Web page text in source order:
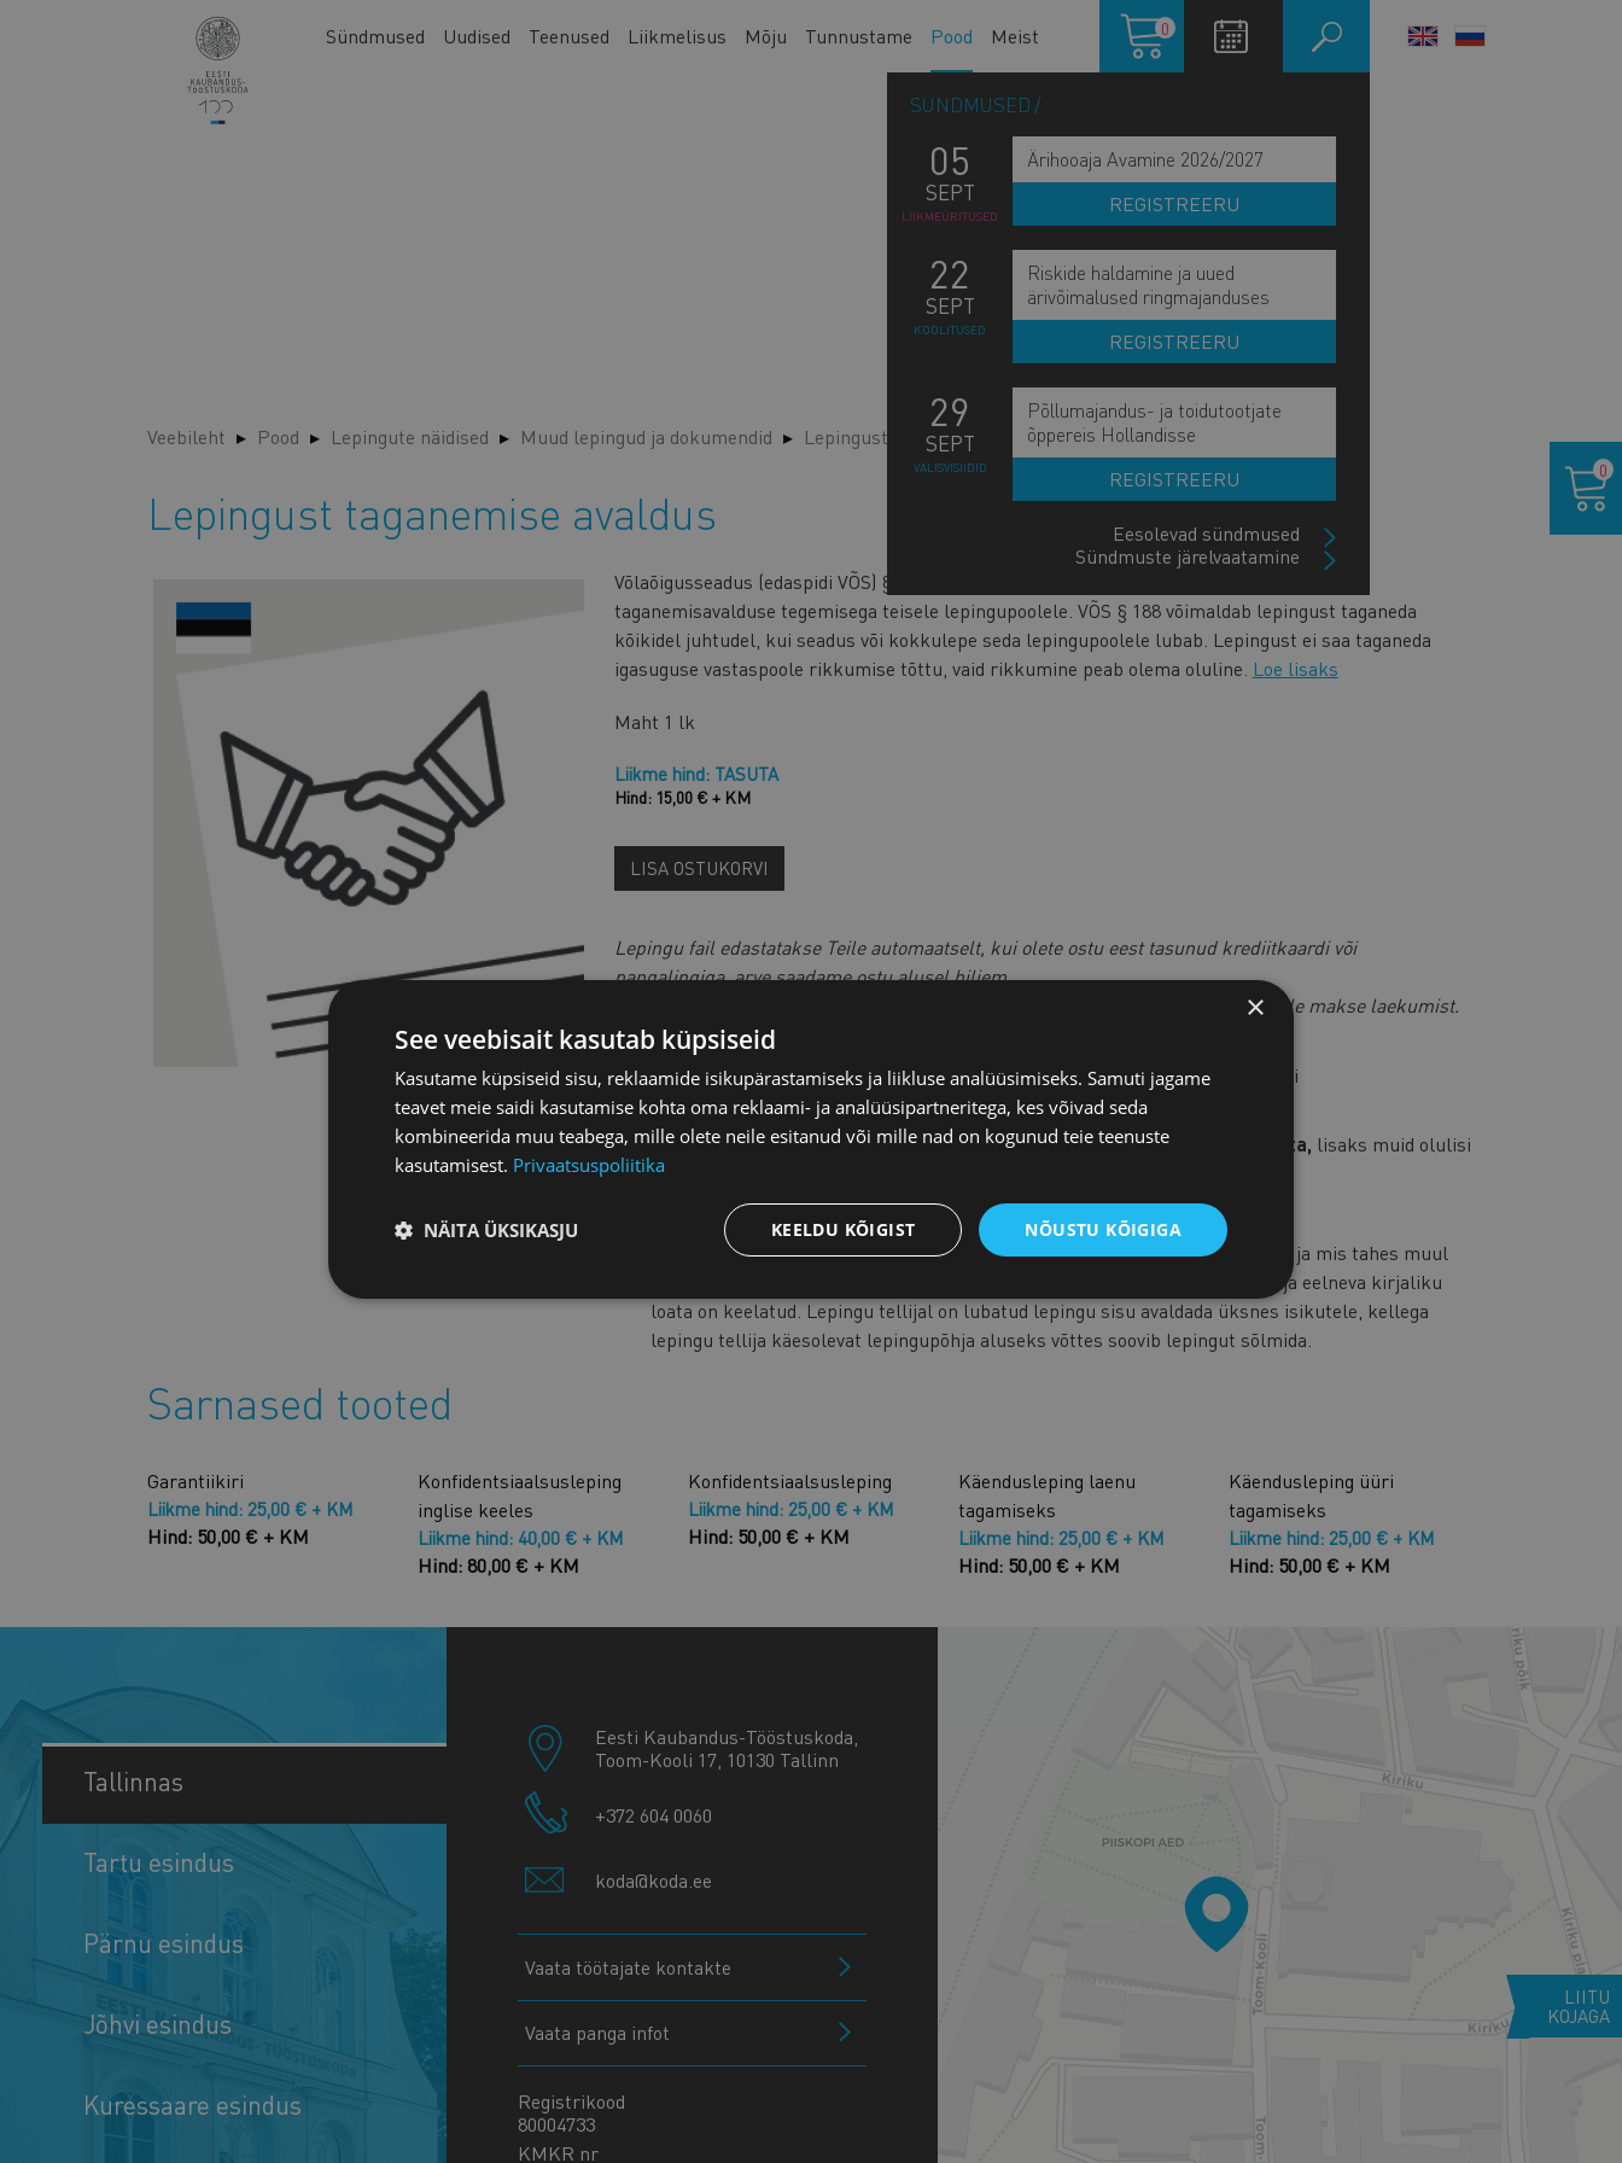
Main
Sündmused Uudised Teenused Liikmelisus Mõju Tunnustame Pood Meist
Ostukorv
0
SÜNDMUSED
05
SEPT
LIIKMEÜRITUSED
Ärihooaja Avamine 2026/2027
REGISTREERU
22
SEPT
KOOLITUSED
Riskide haldamine ja uued
ärivõimalused ringmajanduses
REGISTREERU
29
SEPT
VÄLISVISIIDID
Põllumajandus- ja toidutootjate
õppereis Hollandisse
REGISTREERU
Eesolevad sündmused
Sündmuste järelvaatamine
LANGUAGE
Veebileht Pood Lepingute näidised Muud lepingud ja dokumendid Lepingust taganemise avaldus
Lepingust taganemise avaldus
Võlaõigusseadus (edaspidi VÕS) § 188 lg 1 kohaselt võib lepingupool taganeda lepingust
taganemisavalduse tegemisega teisele lepingupoolele. VÕS § 188 võimaldab lepingust taganeda
kõikidel juhtudel, kui seadus või kokkulepe seda lepingupoolele lubab. Lepingust ei saa taganeda
igasuguse vastaspoole rikkumise tõttu, vaid rikkumine peab olema oluline. Loe lisaks
Maht 1 lk
Liikme hind: TASUTA
Hind: 15,00 € + KM
LISA OSTUKORVI
Lepingu fail edastatakse Teile automaatselt, kui olete ostu eest tasunud krediitkaardi või
pangalingiga, arve saadame ostu alusel hiljem.
siis saadame faili peale makse laekumist.
Kui soovid teha lepingus muudatusi, siis võta ühendust meie juristiga e-posti
aadressil juristid@koda.ee
Kaubanduskoja liikmetele on aastas 1 tund juriidilist konsultatsiooni tasuta, lisaks muid olulisi
eeliseid.
Mida lepingu sõlmimisel silmas pidada?Loe lähemalt
Tellitud lepingute ning selles sisalduva teabe reprodutseerimine, levitamine ja mis tahes muul
viisil kolmandatele isikutele üle andmine ilma Eesti Kaubandus-Tööstuskoja eelneva kirjaliku
loata on keelatud. Lepingu tellijal on lubatud lepingu sisu avaldada üksnes isikutele, kellega
lepingu tellija käesolevat lepingupõhja aluseks võttes soovib lepingut sõlmida.
Sarnased tooted
Garantiikiri
Liikme hind: 25,00 € + KM
Hind: 50,00 € + KM
Konfidentsiaalsusleping
inglise keeles
Liikme hind: 40,00 € + KM
Hind: 80,00 € + KM
Konfidentsiaalsusleping
Liikme hind: 25,00 € + KM
Hind: 50,00 € + KM
Käendusleping laenu
tagamiseks
Liikme hind: 25,00 € + KM
Hind: 50,00 € + KM
Käendusleping üüri
tagamiseks
Liikme hind: 25,00 € + KM
Hind: 50,00 € + KM
0
Tallinnas
Tartu esindus
Pärnu esindus
Jõhvi esindus
Kuressaare esindus
Eesti Kaubandus-Tööstuskoda,
Toom-Kooli 17, 10130 Tallinn
+372 604 0060
koda@koda.ee
Vaata töötajate kontakte
Vaata panga infot
Registrikood
80004733
KMKR nr
LIITU
KOJAGA
×
See veebisait kasutab küpsiseid
Kasutame küpsiseid sisu, reklaamide isikupärastamiseks ja liikluse analüüsimiseks. Samuti jagame
teavet meie saidi kasutamise kohta oma reklaami- ja analüüsipartneritega, kes võivad seda
kombineerida muu teabega, mille olete neile esitanud või mille nad on kogunud teie teenuste
kasutamisest. Privaatsuspoliitika
NÕUSTU KÕIGIGA
KEELDU KÕIGIST
NÄITA ÜKSIKASJU